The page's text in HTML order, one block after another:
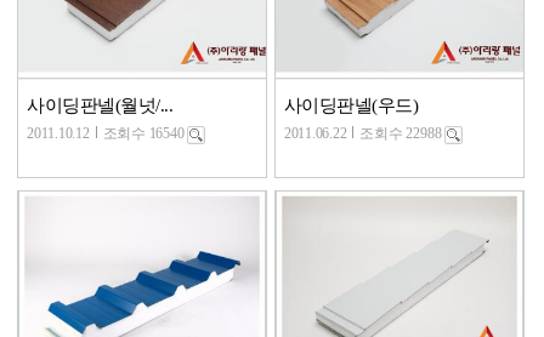
사이딩판넬(월넛/...
2011.10.12 조회수 16540
사이딩판넬(우드)
2011.06.22 조회수 22988